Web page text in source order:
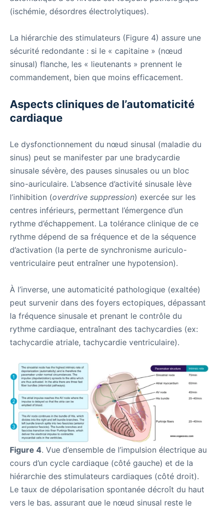
(ischémie, désordres électrolytiques).
La hiérarchie des stimulateurs (Figure 4) assure une
sécurité redondante : si le « capitaine » (nœud
sinusal) flanche, les « lieutenants » prennent le
commandement, bien que moins efficacement.
Aspects cliniques de l’automaticité
cardiaque
Le dysfonctionnement du nœud sinusal (maladie du
sinus) peut se manifester par une bradycardie
sinusale sévère, des pauses sinusales ou un bloc
sino-auriculaire. L’absence d’activité sinusale lève
l’inhibition (overdrive suppression) exercée sur les
centres inférieurs, permettant l’émergence d’un
rythme d’échappement. La tolérance clinique de ce
rythme dépend de sa fréquence et de la séquence
d’activation (la perte de synchronisme auriculo-
ventriculaire peut entraîner une hypotension).
À l’inverse, une automaticité pathologique (exaltée)
peut survenir dans des foyers ectopiques, dépassant
la fréquence sinusale et prenant le contrôle du
rythme cardiaque, entraînant des tachycardies (ex:
tachycardie atriale, tachycardie ventriculaire).
Figure 4. Vue d’ensemble de l’impulsion électrique au
cours d’un cycle cardiaque (côté gauche) et de la
hiérarchie des stimulateurs cardiaques (côté droit).
Le taux de dépolarisation spontanée décroît du haut
vers le bas, assurant que le nœud sinusal reste le